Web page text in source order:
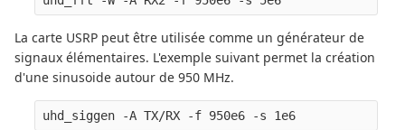
La carte USRP peut être utilisée comme un générateur de
signaux élémentaires. L'exemple suivant permet la création
d'une sinusoide autour de 950 MHz.